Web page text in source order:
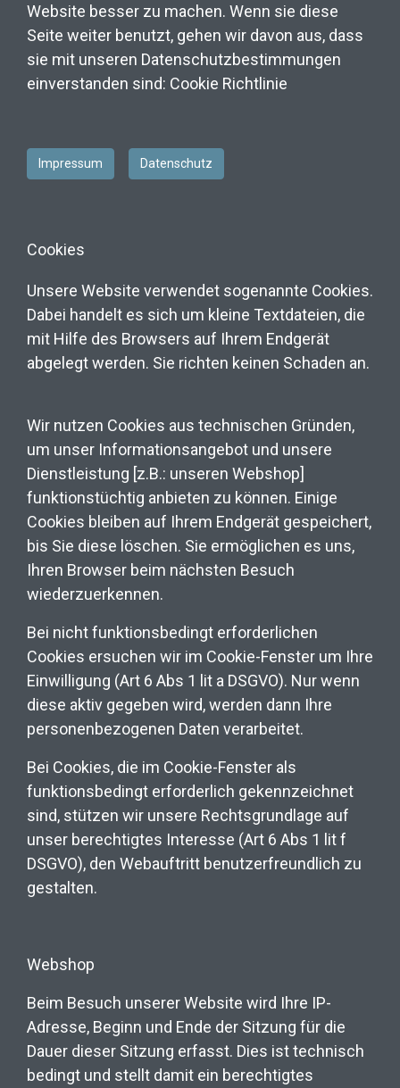
Website besser zu machen. Wenn sie diese
Seite weiter benutzt, gehen wir davon aus, dass
sie mit unseren Datenschutzbestimmungen
einverstanden sind: Cookie Richtlinie
Impressum Datenschutz
Cookies
Unsere Website verwendet sogenannte Cookies.
Dabei handelt es sich um kleine Textdateien, die
mit Hilfe des Browsers auf Ihrem Endgerät
abgelegt werden. Sie richten keinen Schaden an.
Wir nutzen Cookies aus technischen Gründen,
um unser Informationsangebot und unsere
Dienstleistung [z.B.: unseren Webshop]
funktionstüchtig anbieten zu können. Einige
Cookies bleiben auf Ihrem Endgerät gespeichert,
bis Sie diese löschen. Sie ermöglichen es uns,
Ihren Browser beim nächsten Besuch
wiederzuerkennen.
Bei nicht funktionsbedingt erforderlichen
Cookies ersuchen wir im Cookie-Fenster um Ihre
Einwilligung (Art 6 Abs 1 lit a DSGVO). Nur wenn
diese aktiv gegeben wird, werden dann Ihre
personenbezogenen Daten verarbeitet.
Bei Cookies, die im Cookie-Fenster als
funktionsbedingt erforderlich gekennzeichnet
sind, stützen wir unsere Rechtsgrundlage auf
unser berechtigtes Interesse (Art 6 Abs 1 lit f
DSGVO), den Webauftritt benutzerfreundlich zu
gestalten.
Webshop
Beim Besuch unserer Website wird Ihre IP-
Adresse, Beginn und Ende der Sitzung für die
Dauer dieser Sitzung erfasst. Dies ist technisch
bedingt und stellt damit ein berechtigtes